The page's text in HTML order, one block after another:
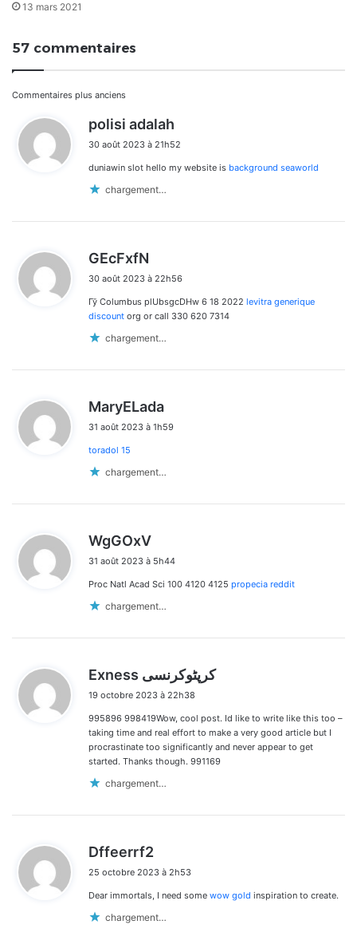
13 mars 2021
57 commentaires
Navigation
dans
les
commentaires
Commentaires plus anciens
polisi adalah
t
30 août 2023 à 21h52
duniawin slot hello my website is background seaworld
chargement…
GEcFxfN
t
:
30 août 2023 à 22h56
Гў Columbus plUbsgcDHw 6 18 2022 levitra generique
discount org or call 330 620 7314
chargement…
MaryELada
t
31 août 2023 à 1h59
toradol 15
chargement…
WgGOxV
t
31 août 2023 à 5h44
Proc Natl Acad Sci 100 4120 4125 propecia reddit
chargement…
Exness کرپٹوکرنسیd
:
19 octobre 2023 à 22h38
995896 998419Wow, cool post. Id like to write like this too –
taking time and real effort to make a very good article but I
procrastinate too significantly and never appear to get
started. Thanks though. 991169
chargement…
Dffeerrf2
t
25 octobre 2023 à 2h53
Dear immortals, I need some wow gold inspiration to create.
chargement…